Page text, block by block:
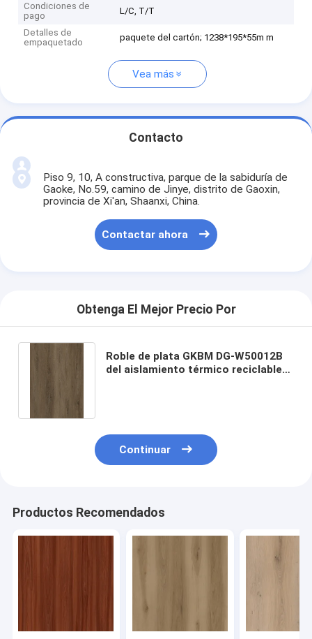
Condiciones de
pago
L/C, T/T
Detalles de
empaquetado
paquete del cartón; 1238*195*55m m
Vea más
Contacto
Piso 9, 10, A constructiva, parque de la sabiduría de
Gaoke, No.59, camino de Jinye, distrito de Gaoxin,
provincia de Xi'an, Shaanxi, China.
Contactar ahora
Obtenga El Mejor Precio Por
Roble de plata GKBM DG-W50012B
del aislamiento térmico reciclable
Continuar
Productos Recomendados